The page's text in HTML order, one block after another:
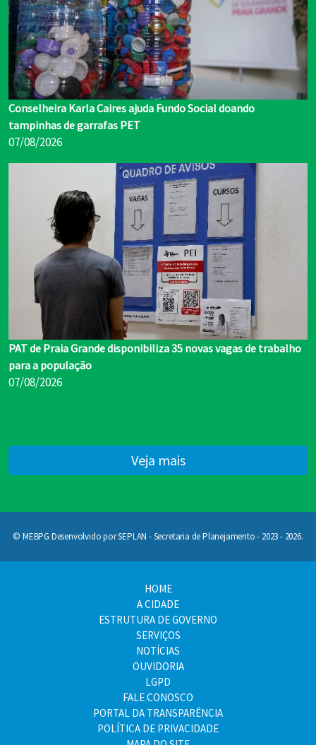
Conselheira Karla Caires ajuda Fundo Social doando
tampinhas de garrafas PET
07/08/2026
PAT de Praia Grande disponibiliza 35 novas vagas de trabalho
para a população
07/08/2026
Veja mais
© MEBPG Desenvolvido por SEPLAN - Secretaria de Planejamento - 2023 - 2026.
HOME
A CIDADE
ESTRUTURA DE GOVERNO
SERVIÇOS
NOTÍCIAS
OUVIDORIA
LGPD
FALE CONOSCO
PORTAL DA TRANSPARÊNCIA
POLÍTICA DE PRIVACIDADE